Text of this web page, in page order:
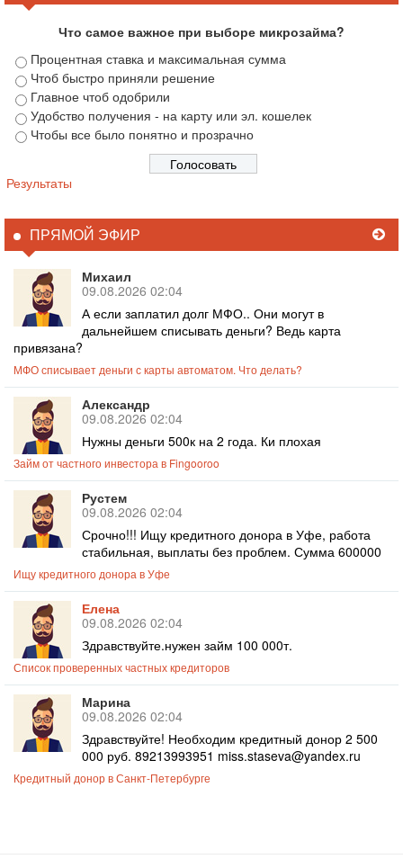
Что самое важное при выборе микрозайма?
Процентная ставка и максимальная сумма
Чтоб быстро приняли решение
Главное чтоб одобрили
Удобство получения - на карту или эл. кошелек
Чтобы все было понятно и прозрачно
Результаты
ПРЯМОЙ ЭФИР
Михаил
09.08.2026 02:04
А если заплатил долг МФО.. Они могут в
дальнейшем списывать деньги? Ведь карта
привязана?
МФО списывает деньги с карты автоматом. Что делать?
Александр
09.08.2026 02:04
Нужны деньги 500к на 2 года. Ки плохая
Займ от частного инвестора в Fingooroo
Рустем
09.08.2026 02:04
Срочно!!! Ищу кредитного донора в Уфе, работа
стабильная, выплаты без проблем. Сумма 600000
Ищу кредитного донора в Уфе
Елена
09.08.2026 02:04
Здравствуйте.нужен займ 100 000т.
Список проверенных частных кредиторов
Марина
09.08.2026 02:04
Здравствуйте! Необходим кредитный донор 2 500
000 руб. 89213993951 miss.staseva@yandex.ru
Кредитный донор в Санкт-Петербурге